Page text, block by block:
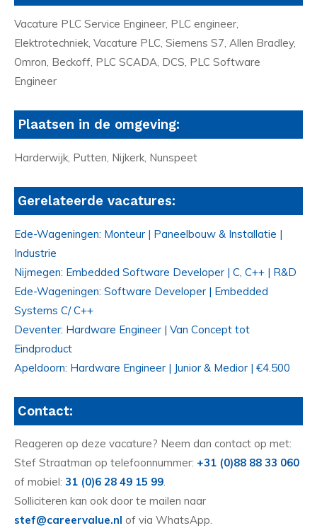
Vacature PLC Service Engineer, PLC engineer,
Elektrotechniek, Vacature PLC, Siemens S7, Allen Bradley,
Omron, Beckoff, PLC SCADA, DCS, PLC Software
Engineer
Plaatsen in de omgeving:
Harderwijk, Putten, Nijkerk, Nunspeet
Gerelateerde vacatures:
Ede-Wageningen: Monteur | Paneelbouw & Installatie |
Industrie
Nijmegen: Embedded Software Developer | C, C++ | R&D
Ede-Wageningen: Software Developer | Embedded
Systems C/ C++
Deventer: Hardware Engineer | Van Concept tot
Eindproduct
Apeldoorn: Hardware Engineer | Junior & Medior | €4.500
Contact:
Reageren op deze vacature? Neem dan contact op met:
Stef Straatman op telefoonnummer: +31 (0)88 88 33 060
of mobiel: 31 (0)6 28 49 15 99.
Solliciteren kan ook door te mailen naar
stef@careervalue.nl of via WhatsApp.